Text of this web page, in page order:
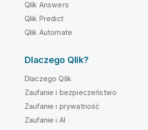
Qlik Answers
Qlik Predict
Qlik Automate
Dlaczego Qlik?
Dlaczego Qlik
Zaufanie i bezpieczeństwo
Zaufanie i prywatność
Zaufanie i AI